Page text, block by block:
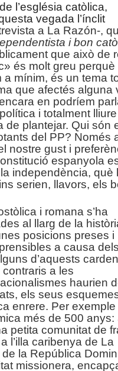
l’església catòlica,
vegada l’ínclit
a La Razón-,
i bon
que això de
és molt greu perquè
mínim, és un tema
que afectés alguna
en podríem
i totalment lliure
de plantejar. Qui són
del PP? Només
nostre gust i
espanyola
independència, què
serien, llavors, els
i romana s’ha
al llarg de la
posicions preses i
a causa
d’aquests
a les
haurien
els seus
enrere. Per
més de 500 anys:
petita comunitat de
l’illa caribenya de La
la República
missionera,